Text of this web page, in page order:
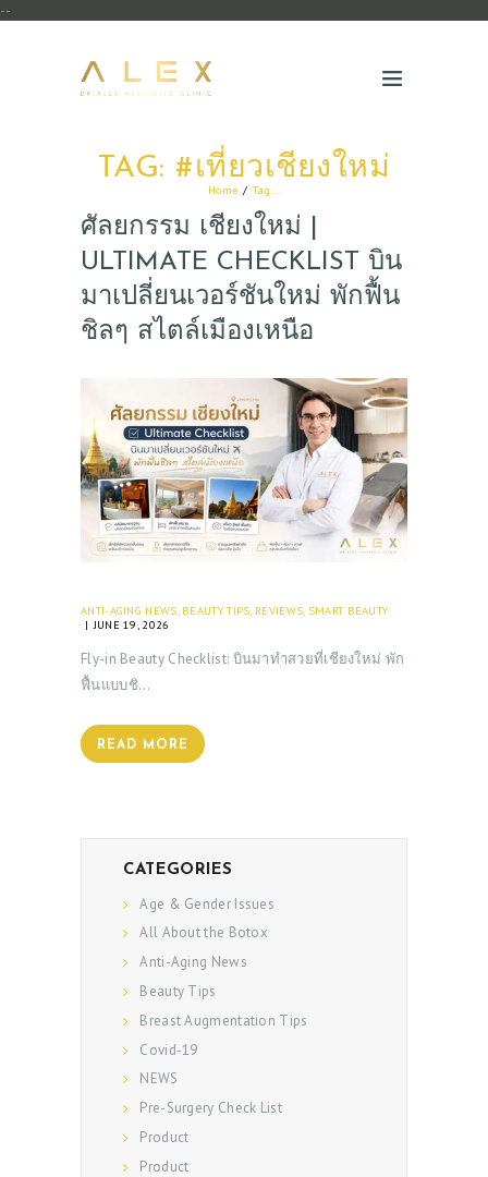
--
TAG: #เที่ยวเชียงใหม่
Home Tag...
ศัลยกรรม เชียงใหม่ |
ULTIMATE CHECKLIST บิน
มาเปลี่ยนเวอร์ชันใหม่ พักฟื้น
ชิลๆ สไตล์เมืองเหนือ
ANTI-AGING NEWS BEAUTY TIPS REVIEWS SMART BEAUTY
JUNE 19, 2026
Fly-in Beauty Checklist: บินมาทำสวยที่เชียงใหม่ พัก
ฟื้นแบบชิ…
READ MORE
CATEGORIES
Age & Gender Issues
All About the Botox
Anti-Aging News
Beauty Tips
Breast Augmentation Tips
Covid-19
NEWS
Pre-Surgery Check List
Product
Product